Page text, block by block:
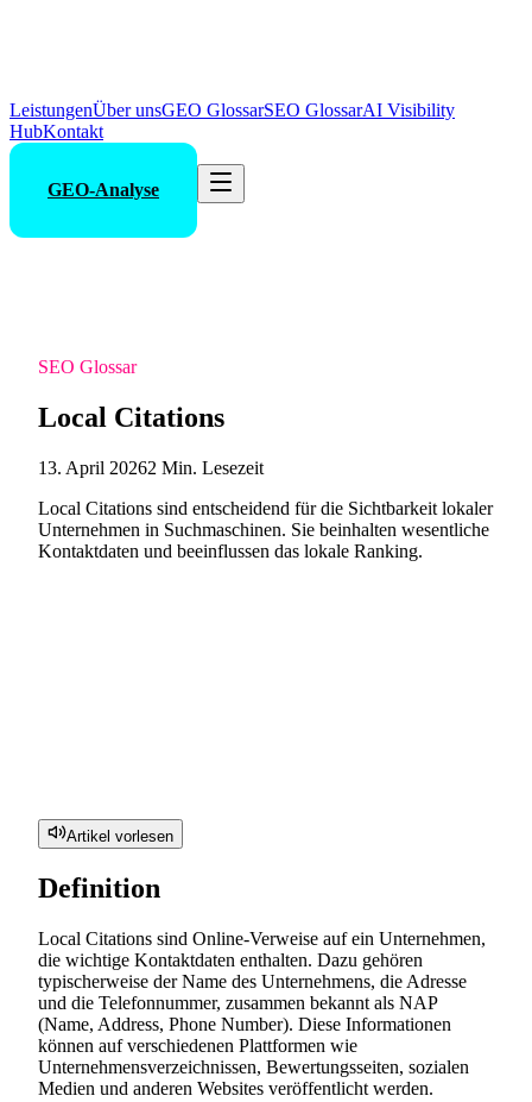
LeistungenÜber unsGEO GlossarSEO GlossarAI Visibility
HubKontakt
GEO-Analyse
SEO Glossar
Local Citations
13. April 20262 Min. Lesezeit
Local Citations sind entscheidend für die Sichtbarkeit lokaler
Unternehmen in Suchmaschinen. Sie beinhalten wesentliche
Kontaktdaten und beeinflussen das lokale Ranking.
Artikel vorlesen
Definition
Local Citations sind Online-Verweise auf ein Unternehmen,
die wichtige Kontaktdaten enthalten. Dazu gehören
typischerweise der Name des Unternehmens, die Adresse
und die Telefonnummer, zusammen bekannt als NAP
(Name, Address, Phone Number). Diese Informationen
können auf verschiedenen Plattformen wie
Unternehmensverzeichnissen, Bewertungsseiten, sozialen
Medien und anderen Websites veröffentlicht werden.